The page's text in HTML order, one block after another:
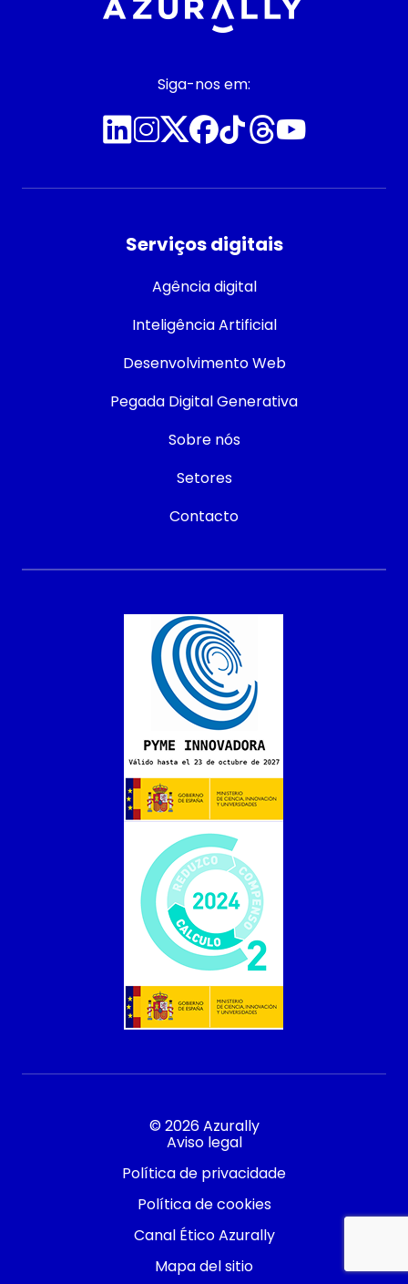
Contacto
Siga-nos em:
Serviços digitais
Agência digital
Inteligência Artificial
Desenvolvimento Web
Pegada Digital Generativa
Sobre nós
Setores
Contacto
© 2026 Azurally
Aviso legal
Política de privacidade
Política de cookies
Canal Ético Azurally
Mapa del sitio